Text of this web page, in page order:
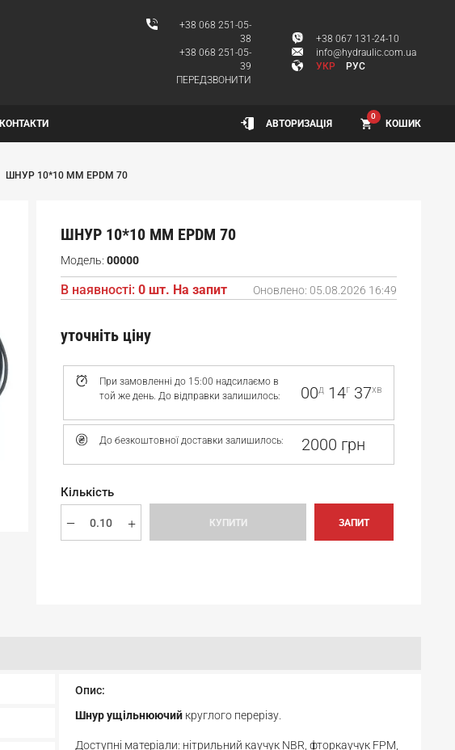
+38 068 251-05-
38
+38 068 251-05-
39
ПЕРЕДЗВОНИТИ
+38 067 131-24-10
info@hydraulic.com.ua
УКР
РУС
КОНТАКТИ АВТОРИЗАЦІЯ КОШИК
0
ШНУР 10*10 ММ EPDM 70
ШНУР 10*10 ММ EPDM 70
Модель: 00000
В наявності: 0 шт. На запит Оновлено: 05.08.2026 16:49
При замовленні до 15:00 надсилаємо в
той же день. До відправки залишилось:
00д 14г 37хв
До безкоштовної доставки залишилось: 2000 грн
уточніть ціну
Кількість
КУПИТИ ЗАПИТ
Опис:
Шнур ущільнюючий круглого перерізу.
Доступні матеріали: нітрильний каучук NBR, фторкаучук FPM,